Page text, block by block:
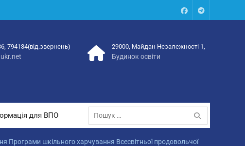
FacebookTalegram
794134(від.звернень) 29000, Майдан Незалежності 1,
Будинок освіти
для ВПО
Пошук:
шкільного харчування Всесвітньої продовольчої